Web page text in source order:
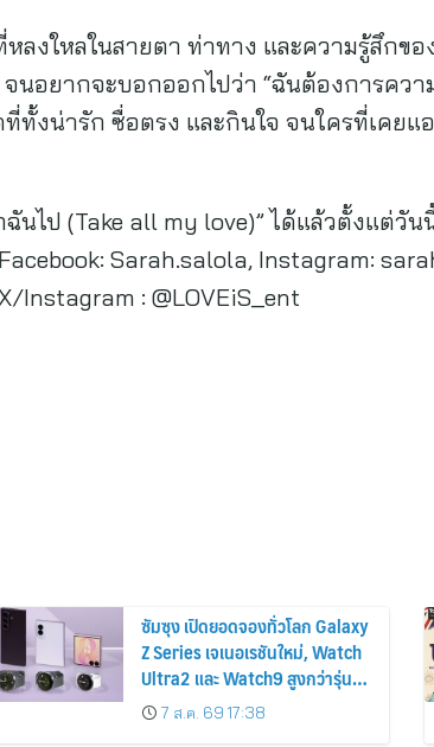
ลงใหลในสายตา ท่าทาง และความรู้สึกข
นอยากจะบอกออกไปว่า “ฉันต้องการควา
ที่ทั้งน่ารัก ซื่อตรง และกินใจ จนใครที่เคย
นไป (Take all my love)” ได้แล้วตั้งแต่วั
Sarah.salola, Instagram:
Instagram : @LOVEiS_ent
ซัมซุง เปิดยอดจองทั่วโลก Galaxy
Z Series เจเนอเรชันใหม่, Watch
Ultra2 และ Watch9 สูงกว่ารุ่น
ก่อนหน้ากว่า 30%
7 ส.ค. 69 17:38